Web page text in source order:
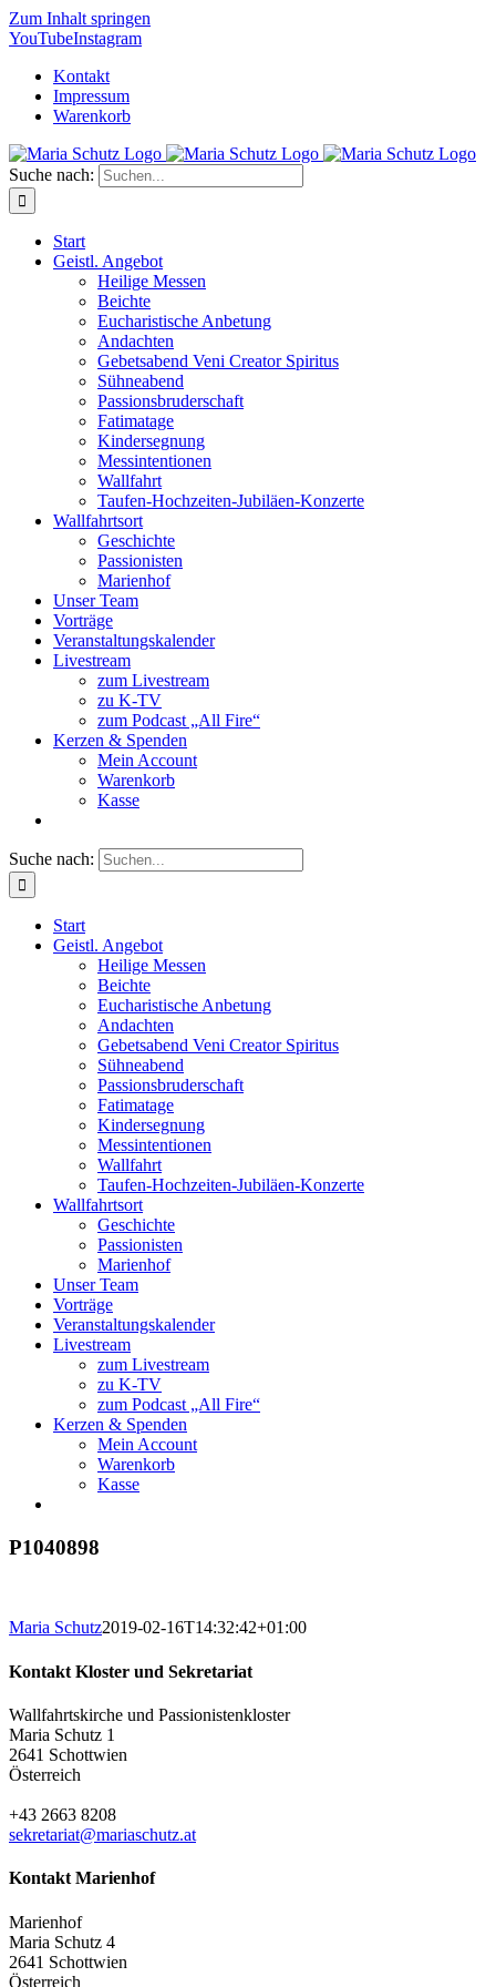
Zum Inhalt springen
YouTubeInstagram
Kontakt
Impressum
Warenkorb
Suche nach:
Start
Geistl. Angebot
Heilige Messen
Beichte
Eucharistische Anbetung
Andachten
Gebetsabend Veni Creator Spiritus
Sühneabend
Passionsbruderschaft
Fatimatage
Kindersegnung
Messintentionen
Wallfahrt
Taufen-Hochzeiten-Jubiläen-Konzerte
Wallfahrtsort
Geschichte
Passionisten
Marienhof
Unser Team
Vorträge
Veranstaltungskalender
Livestream
zum Livestream
zu K-TV
zum Podcast „All Fire“
Kerzen & Spenden
Mein Account
Warenkorb
Kasse
Suche nach:
Start
Geistl. Angebot
Heilige Messen
Beichte
Eucharistische Anbetung
Andachten
Gebetsabend Veni Creator Spiritus
Sühneabend
Passionsbruderschaft
Fatimatage
Kindersegnung
Messintentionen
Wallfahrt
Taufen-Hochzeiten-Jubiläen-Konzerte
Wallfahrtsort
Geschichte
Passionisten
Marienhof
Unser Team
Vorträge
Veranstaltungskalender
Livestream
zum Livestream
zu K-TV
zum Podcast „All Fire“
Kerzen & Spenden
Mein Account
Warenkorb
Kasse
P1040898
Maria Schutz2019-02-16T14:32:42+01:00
Kontakt Kloster und Sekretariat
Wallfahrtskirche und Passionistenkloster
Maria Schutz 1
2641 Schottwien
Österreich
+43 2663 8208
sekretariat@mariaschutz.at
Kontakt Marienhof
Marienhof
Maria Schutz 4
2641 Schottwien
Österreich